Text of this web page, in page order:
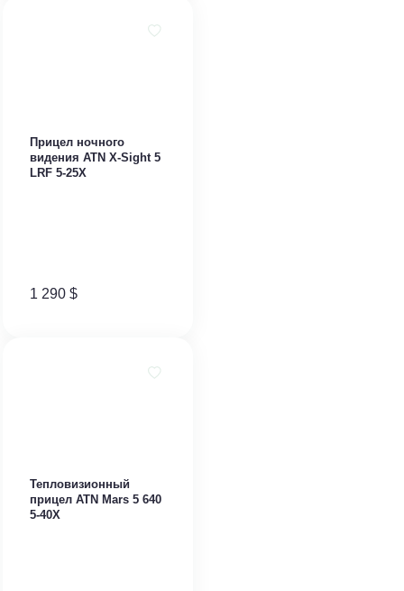
Прицел ночного
видения ATN X-Sight 5
LRF 5-25X
1 290 $
Тепловизионный
прицел ATN Mars 5 640
5-40X